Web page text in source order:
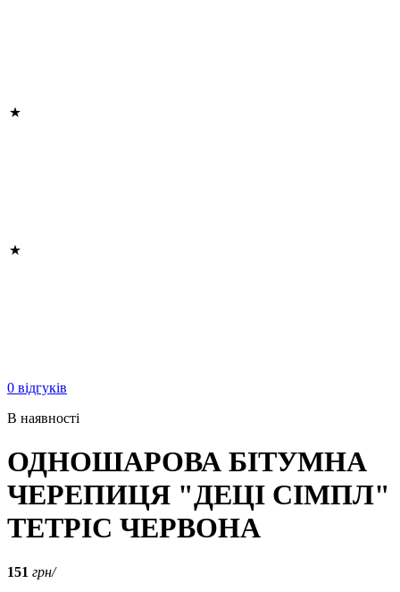
0 відгуків
В наявності
ОДНОШАРОВА БІТУМНА
ЧЕРЕПИЦЯ "ДЕЦІ СІМПЛ"
ТЕТРІС ЧЕРВОНА
151 грн/